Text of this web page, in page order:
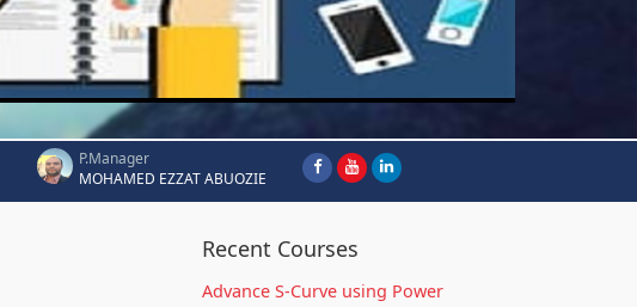
P.Manager
MOHAMED EZZAT ABUOZIE
Recent Courses
Advance S-Curve using Power